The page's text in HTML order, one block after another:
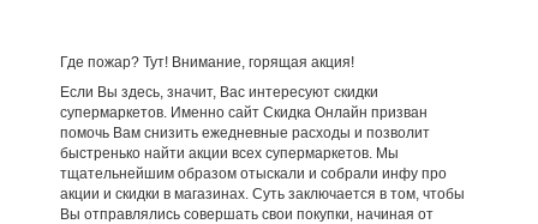
Где пожар? Тут! Внимание, горящая акция!
Если Вы здесь, значит, Вас интересуют скидки
супермаркетов. Именно сайт Скидка Онлайн призван
помочь Вам снизить ежедневные расходы и позволит
быстренько найти акции всех супермаркетов. Мы
тщательнейшим образом отыскали и собрали инфу про
акции и скидки в магазинах. Суть заключается в том, чтобы
Вы отправлялись совершать свои покупки, начиная от